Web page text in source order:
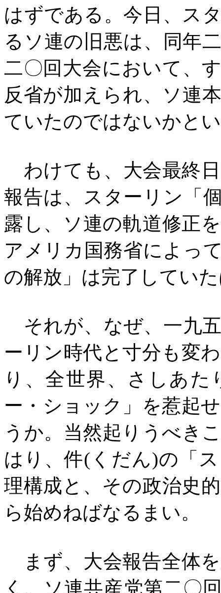
はずである。今日、ス
るソ連の旧悪は、同年
二〇回大会において、
反省が加えられ、ソ連
ていたのではないかと
わけても、大会最終
報告は、スターリン「
露し、ソ連の軌道修正
アメリカ国務省によっ
の解放」は完了してい
それが、なぜ、一九
ーリン時代と寸分も変
り、全世界、さしあ
ー・ショック」を惹起
うか。当然起りうべき
はり、件( くだん)の「
理構成と、その政治史
ら始めねばなるまい。
まず、大会報告全体
く、ソ連共産党第二〇